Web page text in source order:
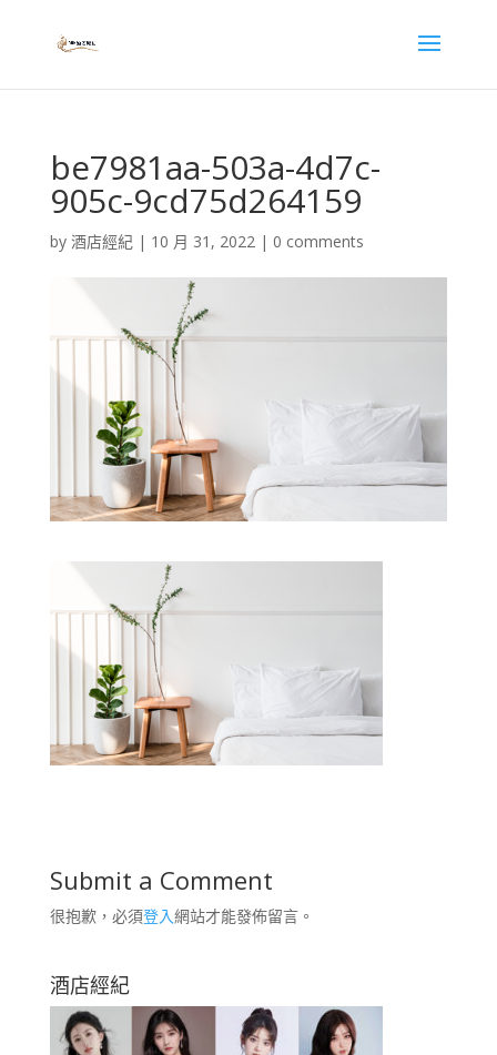
be7981aa-503a-4d7c-
905c-9cd75d264159
by 酒店經紀| 10 月 31, 2022| 0 comments
Submit a Comment
很抱歉，必須登入網站才能發佈留言。
酒店經紀